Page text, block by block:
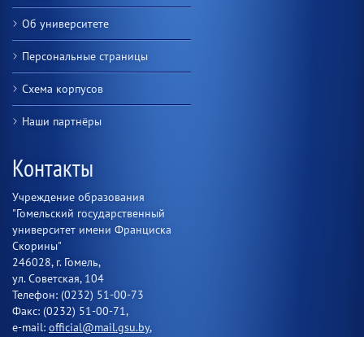
Об университете
Персональные страницы
Схема корпусов
Наши партнёры
Контакты
Учреждение образования
"Гомельский государственный
университет имени Франциска
Скорины"
246028, г. Гомель,
ул. Советская, 104
Телефон: (0232) 51-00-73
Факс: (0232) 51-00-71,
e-mail: official@mail.gsu.by,